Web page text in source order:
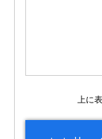
上に